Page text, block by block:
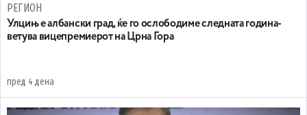
РЕГИОН
Улцињ е албански град, ќе го ослободиме следната година-
ветува вицепремиерот на Црна Гора
пред 4 дена